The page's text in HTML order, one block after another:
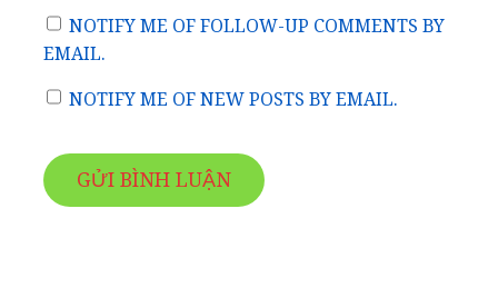
NOTIFY ME OF FOLLOW-UP COMMENTS BY
EMAIL.
NOTIFY ME OF NEW POSTS BY EMAIL.